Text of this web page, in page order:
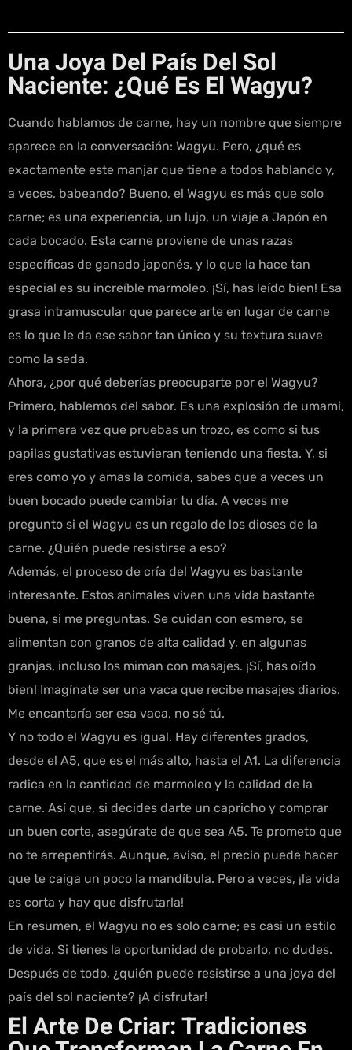
Una Joya Del País Del Sol
Naciente: ¿Qué Es El Wagyu?
Cuando hablamos de carne, hay un nombre que siempre
aparece en la conversación: Wagyu. Pero, ¿qué es
exactamente este manjar que tiene a todos hablando y,
a veces, babeando? Bueno, el Wagyu es más que solo
carne; es una experiencia, un lujo, un viaje a Japón en
cada bocado. Esta carne proviene de unas razas
específicas de ganado japonés, y lo que la hace tan
especial es su increíble marmoleo. ¡Sí, has leído bien! Esa
grasa intramuscular que parece arte en lugar de carne
es lo que le da ese sabor tan único y su textura suave
como la seda.
Ahora, ¿por qué deberías preocuparte por el Wagyu?
Primero, hablemos del sabor. Es una explosión de umami,
y la primera vez que pruebas un trozo, es como si tus
papilas gustativas estuvieran teniendo una fiesta. Y, si
eres como yo y amas la comida, sabes que a veces un
buen bocado puede cambiar tu día. A veces me
pregunto si el Wagyu es un regalo de los dioses de la
carne. ¿Quién puede resistirse a eso?
Además, el proceso de cría del Wagyu es bastante
interesante. Estos animales viven una vida bastante
buena, si me preguntas. Se cuidan con esmero, se
alimentan con granos de alta calidad y, en algunas
granjas, incluso los miman con masajes. ¡Sí, has oído
bien! Imagínate ser una vaca que recibe masajes diarios.
Me encantaría ser esa vaca, no sé tú.
Y no todo el Wagyu es igual. Hay diferentes grados,
desde el A5, que es el más alto, hasta el A1. La diferencia
radica en la cantidad de marmoleo y la calidad de la
carne. Así que, si decides darte un capricho y comprar
un buen corte, asegúrate de que sea A5. Te prometo que
no te arrepentirás. Aunque, aviso, el precio puede hacer
que te caiga un poco la mandíbula. Pero a veces, ¡la vida
es corta y hay que disfrutarla!
En resumen, el Wagyu no es solo carne; es casi un estilo
de vida. Si tienes la oportunidad de probarlo, no dudes.
Después de todo, ¿quién puede resistirse a una joya del
país del sol naciente? ¡A disfrutar!
El Arte De Criar: Tradiciones